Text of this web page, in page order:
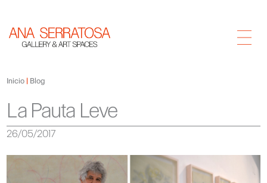
Inicio Blog
La Pauta Leve
26/05/2017